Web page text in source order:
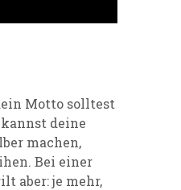
Motto solltest
deine
machen,
Bei einer
aber: je mehr,